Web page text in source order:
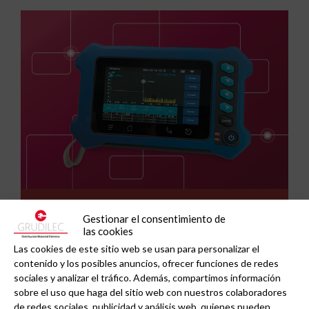
Gestionar el consentimiento de
las cookies
Las cookies de este sitio web se usan para personalizar el
contenido y los posibles anuncios, ofrecer funciones de redes
sociales y analizar el tráfico. Además, compartimos información
sobre el uso que haga del sitio web con nuestros colaboradores
de redes sociales, publicidad y análisis web, quienes pueden
cuatro funciones de medición de fibra óptica en
un solo equipo.